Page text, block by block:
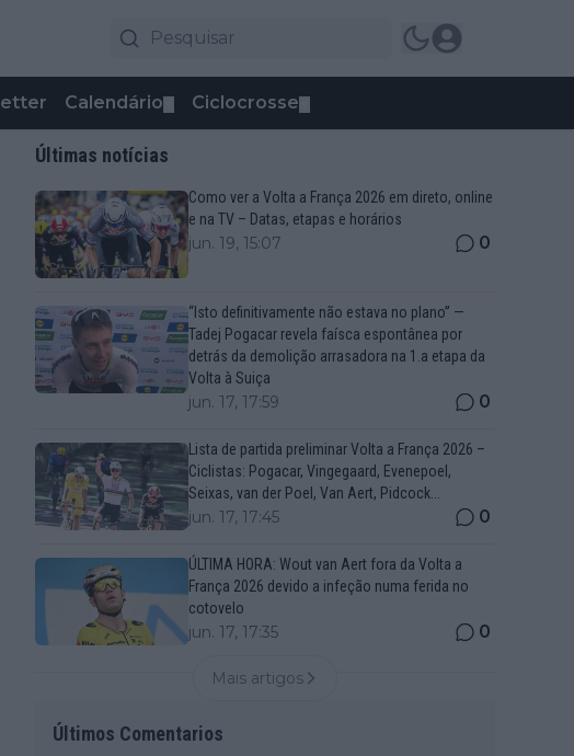
Calendário Ciclocrosse
Últimas notícias
Como ver a Volta a França 2026 em direto, online
e na TV – Datas, etapas e horários
jun. 19, 15:07 0
“Isto definitivamente não estava no plano” —
Tadej Pogacar revela faísca espontânea por
detrás da demolição arrasadora na 1.a etapa da
Volta à Suiça
jun. 17, 17:59 0
Lista de partida preliminar Volta a França 2026 –
Ciclistas: Pogacar, Vingegaard, Evenepoel,
Seixas, van der Poel, Van Aert, Pidcock...
jun. 17, 17:45 0
ÚLTIMA HORA: Wout van Aert fora da Volta a
França 2026 devido a infeção numa ferida no
cotovelo
jun. 17, 17:35 0
Mais artigos
Últimos Comentarios